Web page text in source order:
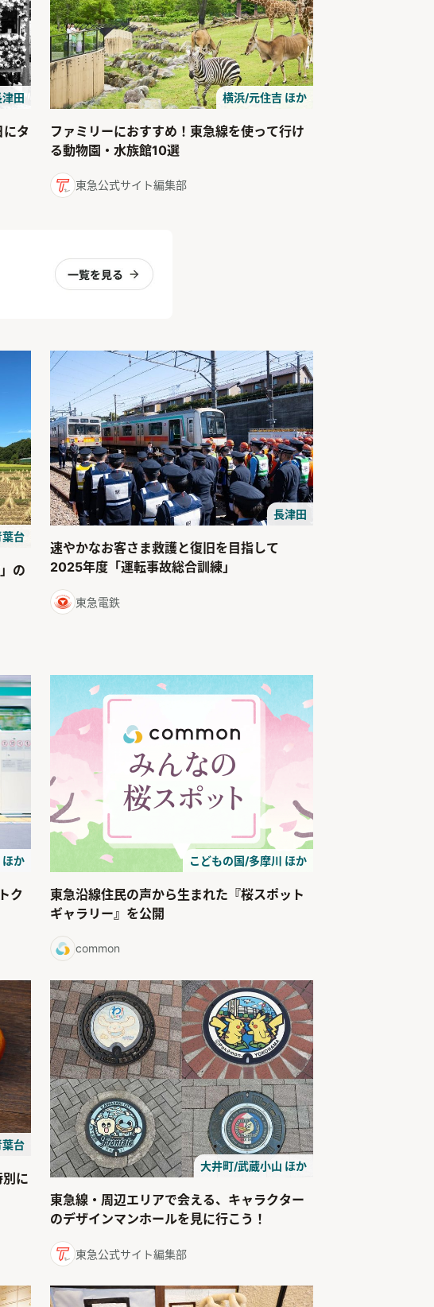
津田
にタ
横浜/元住吉 ほか
ファミリーにおすすめ！東急線を使って行け
る動物園・水族館10選
東急公式サイト編集部
葉台
の
長津田
速やかなお客さま救護と復旧を目指して
2025年度「運転事故総合訓練」
東急電鉄
か
ク
こどもの国/多摩川 ほか
東急沿線住民の声から生まれた『桜スポット
ギャラリー』を公開
common
台
に
大井町/武蔵小山 ほか
東急線・周辺エリアで会える、キャラクター
のデザインマンホールを見に行こう！
東急公式サイト編集部